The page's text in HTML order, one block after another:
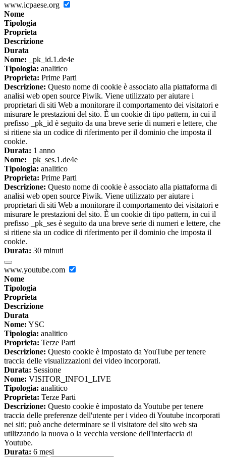
www.icpaese.org
Nome
Tipologia
Proprieta
Descrizione
Durata
Nome: _pk_id.1.de4e
Tipologia: analitico
Proprieta: Prime Parti
Descrizione: Questo nome di cookie è associato alla piattaforma di
analisi web open source Piwik. Viene utilizzato per aiutare i
proprietari di siti Web a monitorare il comportamento dei visitatori e
misurare le prestazioni del sito. È un cookie di tipo pattern, in cui il
prefisso _pk_id è seguito da una breve serie di numeri e lettere, che
si ritiene sia un codice di riferimento per il dominio che imposta il
cookie.
Durata: 1 anno
Nome: _pk_ses.1.de4e
Tipologia: analitico
Proprieta: Prime Parti
Descrizione: Questo nome di cookie è associato alla piattaforma di
analisi web open source Piwik. Viene utilizzato per aiutare i
proprietari di siti Web a monitorare il comportamento dei visitatori e
misurare le prestazioni del sito. È un cookie di tipo pattern, in cui il
prefisso _pk_ses è seguito da una breve serie di numeri e lettere, che
si ritiene sia un codice di riferimento per il dominio che imposta il
cookie.
Durata: 30 minuti
www.youtube.com
Nome
Tipologia
Proprieta
Descrizione
Durata
Nome: YSC
Tipologia: analitico
Proprieta: Terze Parti
Descrizione: Questo cookie è impostato da YouTube per tenere
traccia delle visualizzazioni dei video incorporati.
Durata: Sessione
Nome: VISITOR_INFO1_LIVE
Tipologia: analitico
Proprieta: Terze Parti
Descrizione: Questo cookie è impostato da Youtube per tenere
traccia delle preferenze dell'utente per i video di Youtube incorporati
nei siti; può anche determinare se il visitatore del sito web sta
utilizzando la nuova o la vecchia versione dell'interfaccia di
Youtube.
Durata: 6 mesi